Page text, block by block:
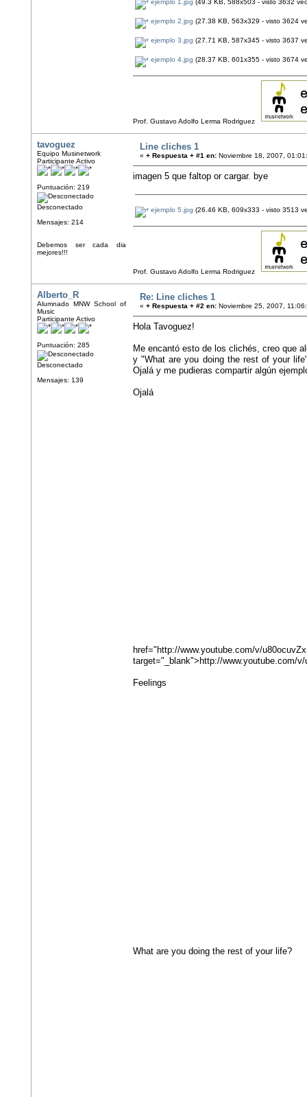
ejemplo 1.jpg (49.3 KB, 588x503 - visto 3632
ejemplo 2.jpg (27.38 KB, 563x329 - visto 3624
ejemplo 3.jpg (27.71 KB, 587x345 - visto 3637
ejemplo 4.jpg (28.37 KB, 601x355 - visto 3674
Prof. Gustavo Adolfo Lerma Rodriguez
tavoguez
Equipo Musinetwork
Participante Activo
Puntuación: 219
Desconectado
Mensajes: 214
Debemos ser cada dia
mejores!!!
Line cliches 1
« + Respuesta + #1 en: Noviembre 18, 2007,
imagen 5 que faltop or cargar. bye
ejemplo 5.jpg (26.46 KB, 609x333 - visto 3513
Prof. Gustavo Adolfo Lerma Rodriguez
Alberto_R
Alumnado MNW School of
Music
Participante Activo
Puntuación: 285
Desconectado
Mensajes: 139
Re: Line cliches 1
« + Respuesta + #2 en: Noviembre 25, 2007,
Hola Tavoguez!
Me encantó esto de los clichés, creo que
y "What are you doing the rest of your
Ojalá y me pudieras compartir algún
Ojalá
href="http://www.youtube.com/v/
target="_blank">http://www.youtube.com/
Feelings
What are you doing the rest of your life?